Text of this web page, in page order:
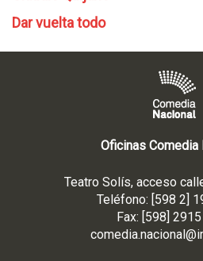
Dar vuelta todo
Oficinas Comedia
Teatro Solís, acceso
Teléfono: [598 2]
Fax: [598]